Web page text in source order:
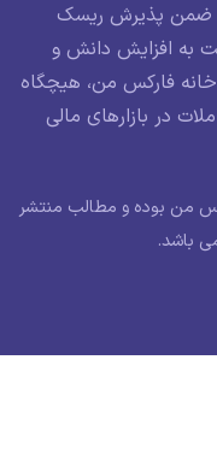
پذیرش ریسک
افزایش دانش و
فارکس من، هیچگاه
بازارهای مالی
بوده و مطالب منتشر